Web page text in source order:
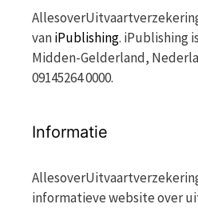
vaniPublishing. iPublishing
Midden-Gelderland,
09145264 0000.
Informatie
informatieve website over